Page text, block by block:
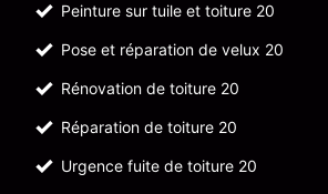
Peinture sur tuile et toiture 20
Pose et réparation de velux 20
Rénovation de toiture 20
Réparation de toiture 20
Urgence fuite de toiture 20